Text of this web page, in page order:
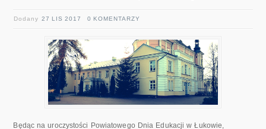
Dodany27 LIS 2017 0 KOMENTARZY
Będąc na uroczystości Powiatowego Dnia Edukacji w Łukowie,